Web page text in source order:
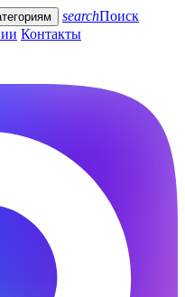
searchПоиск
Контакты